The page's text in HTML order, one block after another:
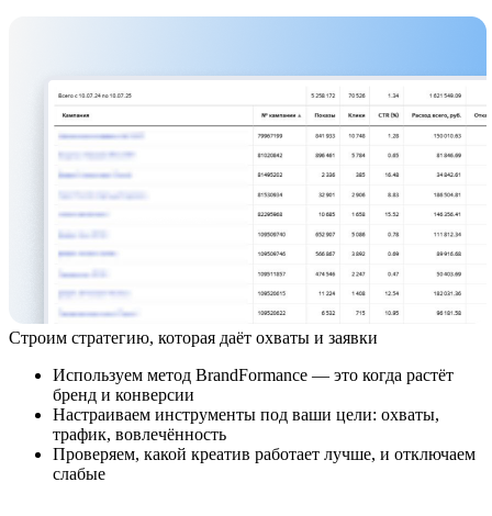
Строим стратегию, которая даёт охваты и заявки
Используем метод BrandFormance — это когда растёт
бренд и конверсии
Настраиваем инструменты под ваши цели: охваты,
трафик, вовлечённость
Проверяем, какой креатив работает лучше, и отключаем
слабые